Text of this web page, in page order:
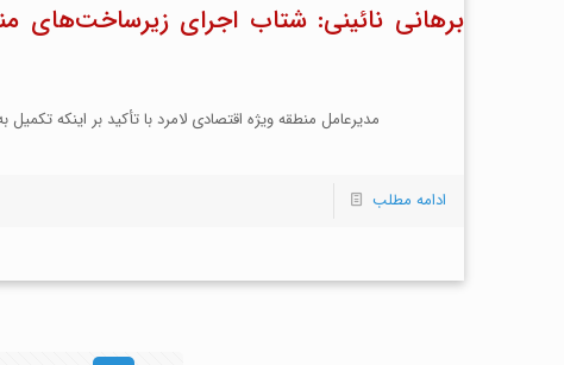
برهانی نائینی: شتاب اجرای زیرساخت‌های
مدیرعامل منطقه ویژه اقتصادی لامرد با تأکید بر اینکه
ادامه مطلب